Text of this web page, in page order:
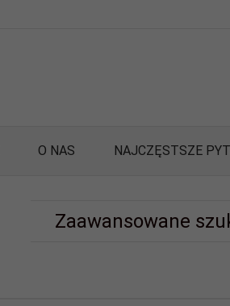
O NAS NAJCZĘSTSZE
Zaawansowane